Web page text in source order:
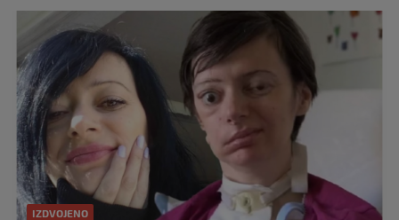
IZDVOJENO